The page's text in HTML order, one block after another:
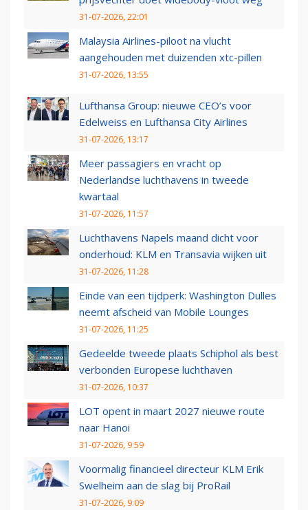
31-07-2026, 22:01
Malaysia Airlines-piloot na vlucht
aangehouden met duizenden xtc-pillen
31-07-2026, 13:55
Lufthansa Group: nieuwe CEO’s voor
Edelweiss en Lufthansa City Airlines
31-07-2026, 13:17
Meer passagiers en vracht op
Nederlandse luchthavens in tweede
kwartaal
31-07-2026, 11:57
Luchthavens Napels maand dicht voor
onderhoud: KLM en Transavia wijken uit
31-07-2026, 11:28
Einde van een tijdperk: Washington Dulles
neemt afscheid van Mobile Lounges
31-07-2026, 11:25
Gedeelde tweede plaats Schiphol als best
verbonden Europese luchthaven
31-07-2026, 10:37
LOT opent in maart 2027 nieuwe route
naar Hanoi
31-07-2026, 9:59
Voormalig financieel directeur KLM Erik
Swelheim aan de slag bij ProRail
31-07-2026, 9:09